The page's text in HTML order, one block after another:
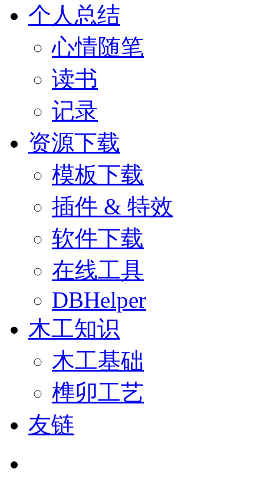
个人总结
心情随笔
读书
记录
资源下载
模板下载
插件 & 特效
软件下载
在线工具
DBHelper
木工知识
木工基础
榫卯工艺
友链